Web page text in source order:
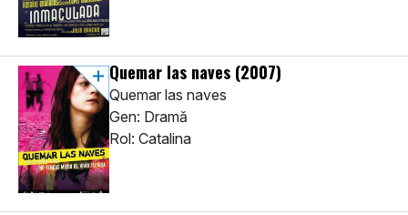
Quemar las naves (2007)
Quemar las naves
Gen: Dramă
Rol: Catalina